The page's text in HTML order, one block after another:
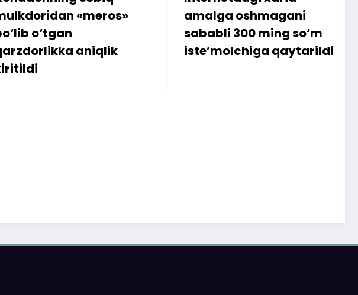
amalga oshmagani
sababli 300 ming so‘m
iste’molchiga qaytarildi
sovutmadi: 7,5 million
so‘mlik shartnoma
qilindi
boshqa institutlarini qo‘llab-quvvatlash jamoat fondidan